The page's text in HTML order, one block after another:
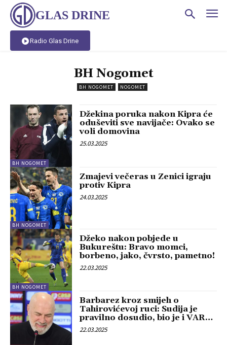
GLAS DRINE
Radio Glas Drine
BH Nogomet
BH NOGOMET NOGOMET
BH NOGOMET
Džekina poruka nakon Kipra će
oduševiti sve navijače: Ovako se
voli domovina
25.03.2025
BH NOGOMET
Zmajevi večeras u Zenici igraju
protiv Kipra
24.03.2025
BH NOGOMET
Džeko nakon pobjede u
Bukureštu: Bravo momci,
borbeno, jako, čvrsto, pametno!
22.03.2025
Barbarez kroz smijeh o
Tahirovićevoj ruci: Sudija je
pravilno dosudio, bio je i VAR…
22.03.2025